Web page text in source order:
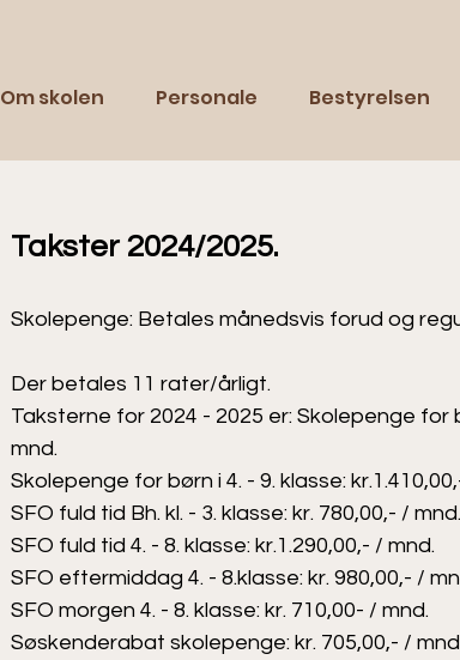
Om skolen Personale Bestyrelsen
Takster 2024/2025.
Skolepenge: Betales månedsvis forud og
Der betales 11 rater/årligt.
Taksterne for 2024 - 2025 er: Skolepenge for
mnd.
Skolepenge for børn i 4. - 9. klasse:
SFO fuld tid Bh. kl. - 3. klasse: kr. 780,00,- / mnd.
SFO fuld tid 4. - 8. klasse: kr.1.290,00,- / mnd.
SFO eftermiddag 4. - 8.klasse: kr. 980,00,- /
SFO morgen 4. - 8. klasse: kr. 710,00- / mnd.
Søskenderabat skolepenge: kr. 705,00,- /